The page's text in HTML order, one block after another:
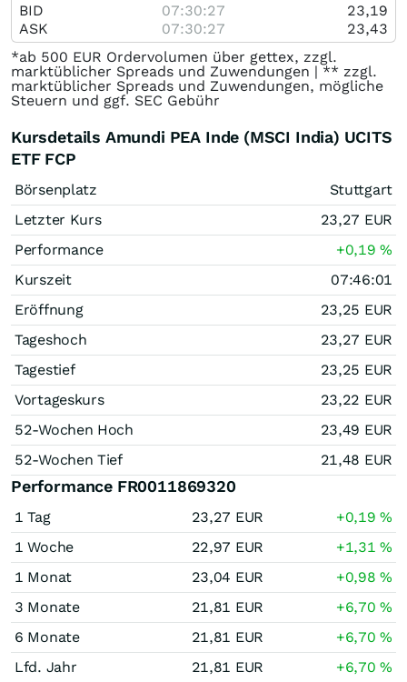
BID 07:30:27
23,19
ASK
07:30:27
23,43
*ab 500 EUR Ordervolumen über gettex, zzgl.
marktüblicher Spreads und Zuwendungen | ** zzgl.
marktüblicher Spreads und Zuwendungen, mögliche
Steuern und ggf. SEC Gebühr
Kursdetails Amundi PEA Inde (MSCI India) UCITS
ETF FCP
Börsenplatz
Stuttgart
Letzter Kurs
23,27 EUR
Performance
+0,19%
Kurszeit
07:46:01
Eröffnung
23,25 EUR
Tageshoch
23,27 EUR
Tagestief
23,25 EUR
Vortageskurs
23,22 EUR
52-Wochen Hoch
23,49 EUR
52-Wochen Tief
21,48 EUR
Performance FR0011869320
1 Tag 23,27 EUR +0,19%
1 Woche
22,97 EUR +1,31%
1 Monat
23,04 EUR +0,98%
3 Monate
21,81 EUR +6,70%
6 Monate
21,81 EUR +6,70%
Lfd. Jahr
21,81 EUR +6,70%